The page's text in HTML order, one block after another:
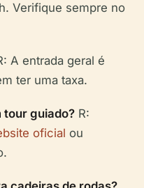
Verifique sempre no
A entrada geral é
ter uma taxa.
tour guiado? R:
oficial ou